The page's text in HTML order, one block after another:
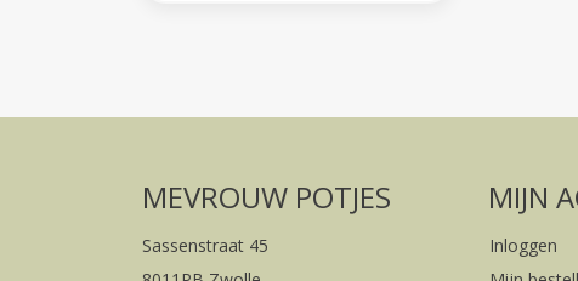
MEVROUW POTJES
Sassenstraat 45
MIJN
Inloggen